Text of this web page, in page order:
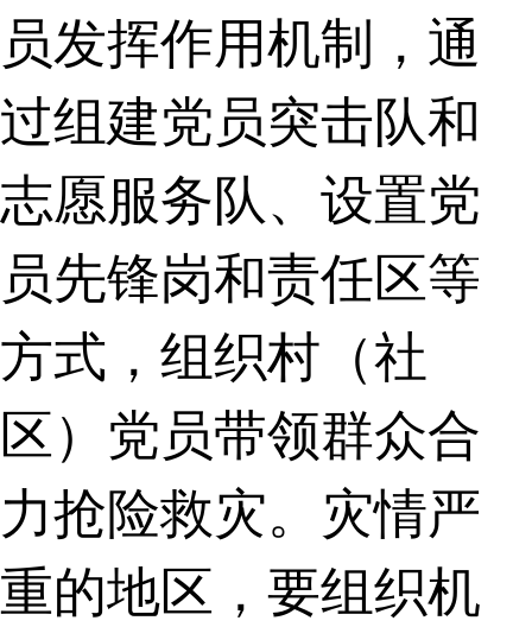
员发挥作用机制，通
过组建党员突击队和
志愿服务队、设置党
员先锋岗和责任区等
方式，组织村（社
区）党员带领群众合
力抢险救灾。灾情严
重的地区，要组织机